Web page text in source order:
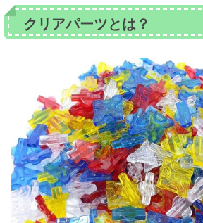
クリアパーツとは？